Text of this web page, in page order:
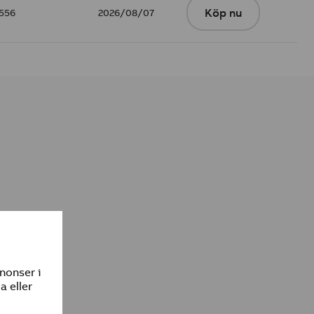
2026/08/07 Köp nu